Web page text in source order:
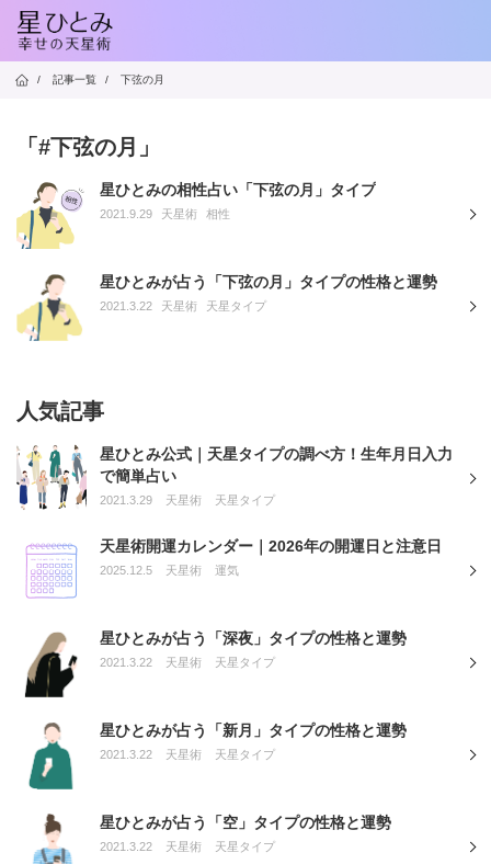
/ 記事一覧 / 下弦の月
「#下弦の月」
星ひとみの相性占い「下弦の月」タイプ
2021.9.29 天星術 相性
星ひとみが占う「下弦の月」タイプの性格と運勢
2021.3.22 天星術 天星タイプ
人気記事
星ひとみ公式｜天星タイプの調べ方！生年月日入力
で簡単占い
2021.3.29 天星術 天星タイプ
天星術開運カレンダー｜2026年の開運日と注意日
2025.12.5 天星術 運気
星ひとみが占う「深夜」タイプの性格と運勢
2021.3.22 天星術 天星タイプ
星ひとみが占う「新月」タイプの性格と運勢
2021.3.22 天星術 天星タイプ
星ひとみが占う「空」タイプの性格と運勢
2021.3.22 天星術 天星タイプ